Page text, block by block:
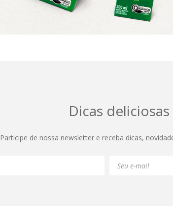
Dicas
Participe de nossa newsletter e receba dicas,